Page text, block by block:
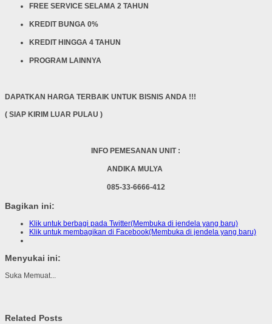
FREE SERVICE SELAMA 2 TAHUN
KREDIT BUNGA 0%
KREDIT HINGGA 4 TAHUN
PROGRAM LAINNYA
DAPATKAN HARGA TERBAIK UNTUK BISNIS ANDA !!!
( SIAP KIRIM LUAR PULAU )
INFO PEMESANAN UNIT :
ANDIKA MULYA
085-33-6666-412
Bagikan ini:
Klik untuk berbagi pada Twitter(Membuka di jendela yang baru)
Klik untuk membagikan di Facebook(Membuka di jendela yang baru)
Menyukai ini:
Suka Memuat...
Related Posts